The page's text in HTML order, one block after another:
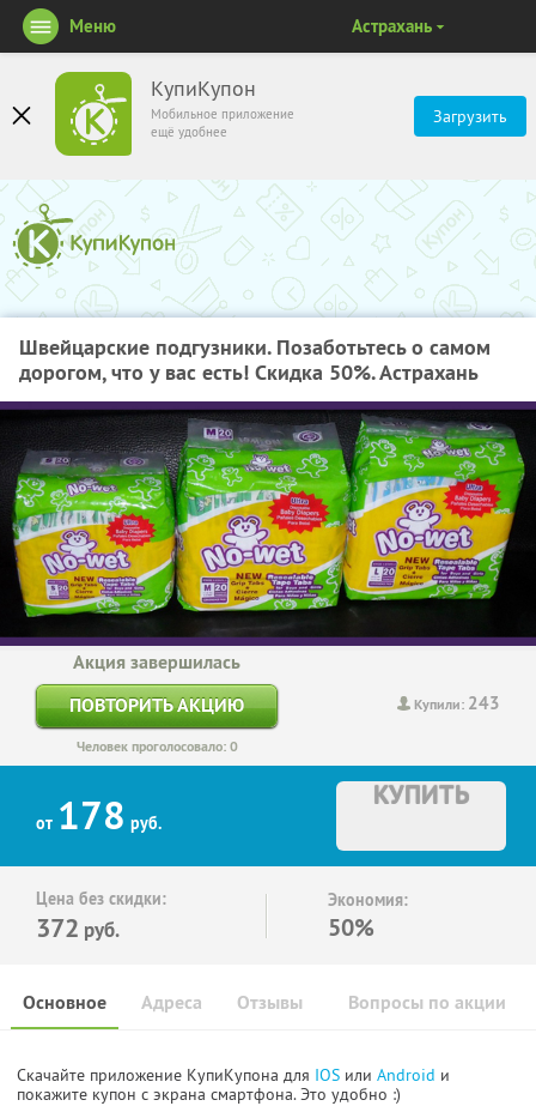
КупиКупон
Мобильное приложение
ещё удобнее
Загрузить
Меню Астрахань
Швейцарские подгузники. Позаботьтесь о самом
дорогом, что у вас есть! Скидка 50%. Астрахань
Купили: 243
Акция завершилась
ПОВТОРИТЬ АКЦИЮ
Человек проголосовало: 0
от 178 руб.
КУПИТЬ
Цена без скидки:
372 руб.
Экономия:
50%
Основное Отзывы Вопросы по акции
Адреса
Скачайте приложение КупиКупона для IOS или Android и
покажите купон с экрана смартфона. Это удобно :)